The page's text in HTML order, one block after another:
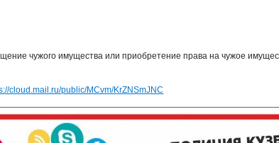
чужого имущества или приобретение права на чужое
cloud.mail.ru/public/MCvm/KrZNSmJNC